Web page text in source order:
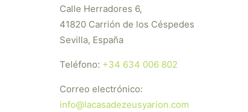
Calle Herradores 6,
41820 Carrión de los Céspedes
Sevilla, España
Teléfono: +34 634 006 802
Correo electrónico:
info@lacasadezeusyarion.com